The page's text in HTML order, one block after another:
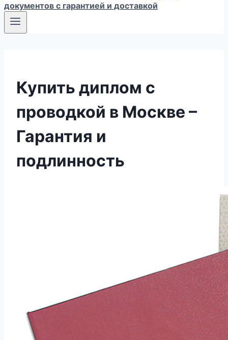
документов с гарантией и доставкой
Купить диплом с
проводкой в Москве –
Гарантия и
подлинность